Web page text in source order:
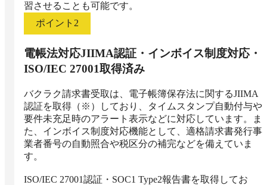
習させることも可能です。
ポイント 2
電帳法対応JIIMA認証・インボイス制度対応・
ISO/IEC 27001取得済み
バクラク請求書受取は、電子帳簿保存法に関するJIIMA
認証を取得（※）しており、タイムスタンプ自動付与や
要件未充足時のアラート表示などに対応しています。ま
た、インボイス制度対応機能として、適格請求書発行事
業者番号の自動照合や税区分の補完などを備えていま
す。
ISO/IEC 27001認証・SOC1 Type2報告書を取得してお